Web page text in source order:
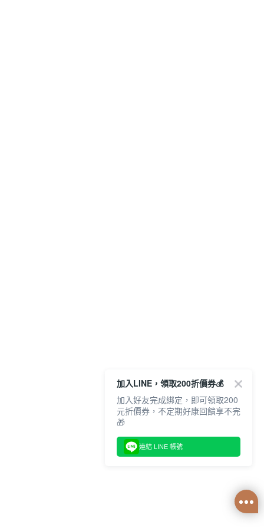
加入LINE，領取200折價券💰
加入好友完成綁定，即可領取200
元折價券，不定期好康回饋享不完
🎁
連結 LINE 帳號